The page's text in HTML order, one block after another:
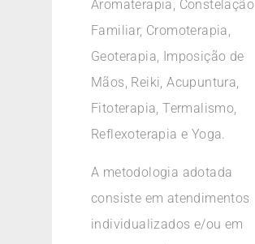
Aromaterapia, Constelação
Familiar, Cromoterapia,
Geoterapia, Imposição de
Mãos, Reiki, Acupuntura,
Fitoterapia, Termalismo,
Reflexoterapia e Yoga.
A metodologia adotada
consiste em atendimentos
individualizados e/ou em